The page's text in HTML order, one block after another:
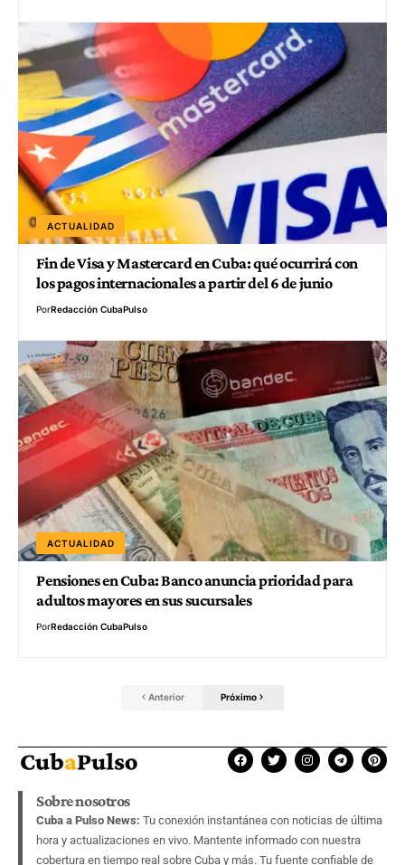
ACTUALIDAD
Fin de Visa y Mastercard en Cuba: qué ocurrirá con
los pagos internacionales a partir del 6 de junio
PorRedacción CubaPulso
ACTUALIDAD
Pensiones en Cuba: Banco anuncia prioridad para
adultos mayores en sus sucursales
PorRedacción CubaPulso
Anterior Próximo
Sobre nosotros
Cuba a Pulso News: Tu conexión instantánea con noticias de última
hora y actualizaciones en vivo. Mantente informado con nuestra
cobertura en tiempo real sobre Cuba y más. Tu fuente confiable de